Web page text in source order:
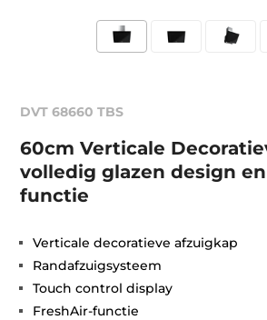
DVT 68660 TBS
60cm Verticale
volledig glazen design
functie
Verticale decoratieve afzuigkap
Randafzuigsysteem
Touch control display
FreshAir-functie